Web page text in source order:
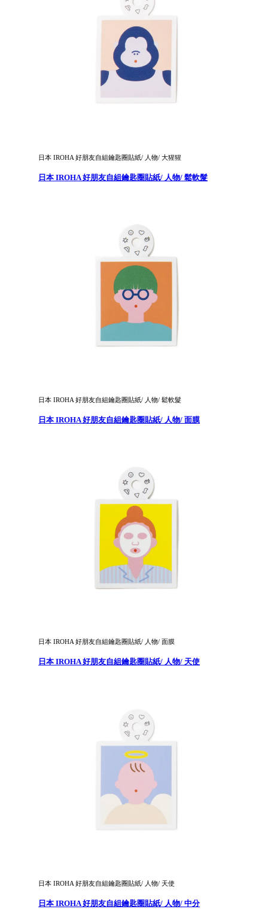
日本 IROHA 好朋友自組鑰匙圈貼紙/ 人物/ 大猩猩
日本 IROHA 好朋友自組鑰匙圈貼紙/ 人物/ 鬆軟髮
日本 IROHA 好朋友自組鑰匙圈貼紙/ 人物/ 鬆軟髮
日本 IROHA 好朋友自組鑰匙圈貼紙/ 人物/ 面膜
日本 IROHA 好朋友自組鑰匙圈貼紙/ 人物/ 面膜
日本 IROHA 好朋友自組鑰匙圈貼紙/ 人物/ 天使
日本 IROHA 好朋友自組鑰匙圈貼紙/ 人物/ 天使
日本 IROHA 好朋友自組鑰匙圈貼紙/ 人物/ 中分